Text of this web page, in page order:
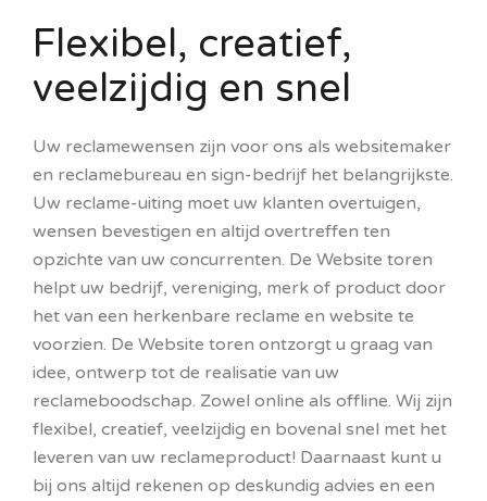
Flexibel, creatief,
veelzijdig en snel
Uw reclamewensen zijn voor ons als websitemaker
en reclamebureau en sign-bedrijf het belangrijkste.
Uw reclame-uiting moet uw klanten overtuigen,
wensen bevestigen en altijd overtreffen ten
opzichte van uw concurrenten. De Website toren
helpt uw bedrijf, vereniging, merk of product door
het van een herkenbare reclame en website te
voorzien. De Website toren ontzorgt u graag van
idee, ontwerp tot de realisatie van uw
reclameboodschap. Zowel online als offline. Wij zijn
flexibel, creatief, veelzijdig en bovenal snel met het
leveren van uw reclameproduct! Daarnaast kunt u
bij ons altijd rekenen op deskundig advies en een